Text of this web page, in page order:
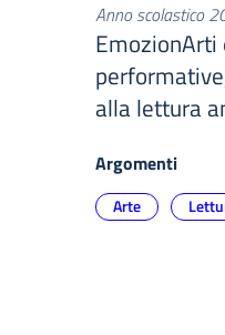
Anno scolastico
alla lettura
Argomenti
Arte